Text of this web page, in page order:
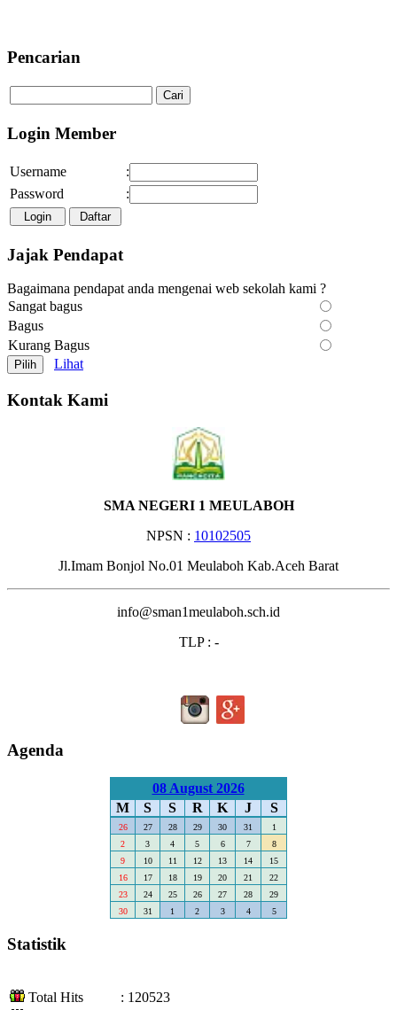
Pencarian
Login Member
Username
:
Password
:
Jajak Pendapat
Bagaimana pendapat anda mengenai web sekolah kami ?
Sangat bagus
Bagus
Kurang Bagus
Lihat
Kontak Kami
SMA NEGERI 1 MEULABOH
NPSN : 10102505
Jl.Imam Bonjol No.01 Meulaboh Kab.Aceh Barat
info@sman1meulaboh.sch.id
TLP : -
Agenda
08 August 2026
M
S S R K J S
26 27 28 29 30 31
1
2
3 4 5 6 7
8
9
10 11 12 13 14
15
16
17 18 19 20 21
22
23
24 25 26 27 28
29
30
31 1 2 3 4 5
Statistik
Total Hits
: 120523